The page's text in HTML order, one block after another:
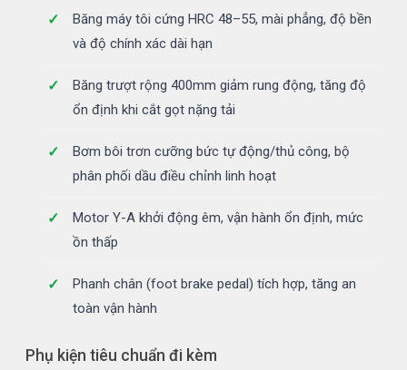
Băng máy tôi cứng HRC 48–55, mài phẳng, độ bền
và độ chính xác dài hạn
Băng trượt rộng 400mm giảm rung động, tăng độ
ổn định khi cắt gọt nặng tải
Bơm bôi trơn cưỡng bức tự động/thủ công, bộ
phân phối dầu điều chỉnh linh hoạt
Motor Y-A khởi động êm, vận hành ổn định, mức
ồn thấp
Phanh chân (foot brake pedal) tích hợp, tăng an
toàn vận hành
Phụ kiện tiêu chuẩn đi kèm